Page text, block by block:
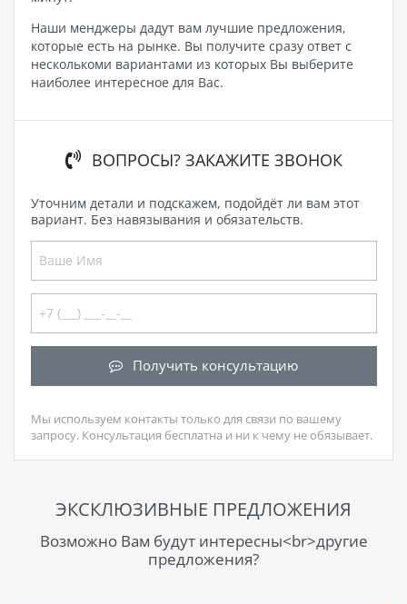
Наши менджеры дадут вам лучшие предложения,
которые есть на рынке. Вы получите сразу ответ с
несколькоми вариантами из которых Вы выберите
наиболее интересное для Вас.
ВОПРОСЫ? ЗАКАЖИТЕ ЗВОНОК
Уточним детали и подскажем, подойдёт ли вам этот
вариант. Без навязывания и обязательств.
Получить консультацию
Мы используем контакты только для связи по вашему
запросу. Консультация бесплатна и ни к чему не обязывает.
ЭКСКЛЮЗИВНЫЕ ПРЕДЛОЖЕНИЯ
Возможно Вам будут интересны<br>другие
предложения?